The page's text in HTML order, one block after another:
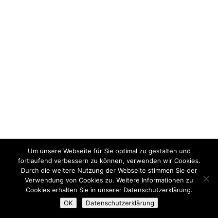
Um unsere Webseite für Sie optimal zu gestalten und
fortlaufend verbessern zu können, verwenden wir Cookies.
Durch die weitere Nutzung der Webseite stimmen Sie der
Verwendung von Cookies zu. Weitere Informationen zu
Cookies erhalten Sie in unserer Datenschutzerklärung.
OK
Datenschutzerklärung